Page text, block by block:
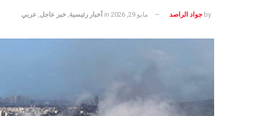
by جواد الراصد مايو 29, 2026 in أخبار رئيسية خبر عاجل عربي